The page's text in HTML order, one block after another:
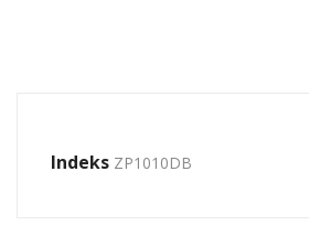
Indeks ZP1010DB